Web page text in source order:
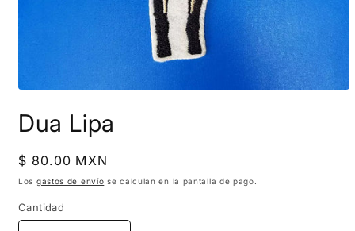
multimedia
1
una
ventana
modal
Dua Lipa
Precio
habitual
$ 80.00 MXN
Los gastos de envío se calculan en la pantalla de pago.
Cantidad